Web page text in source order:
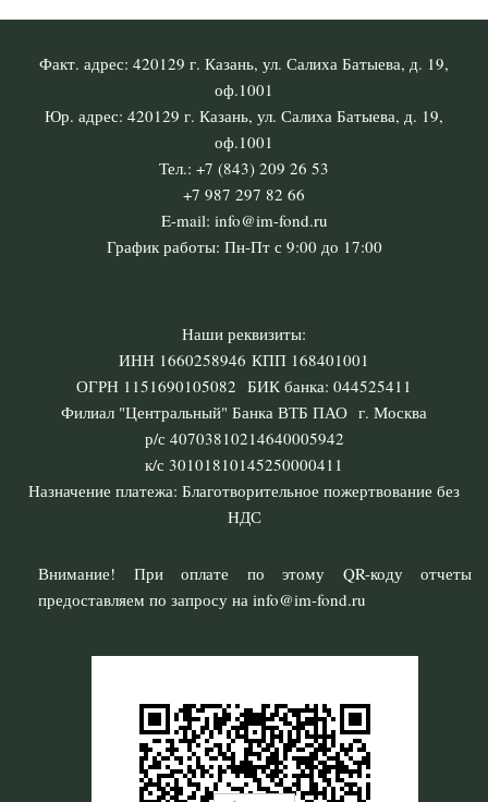
Факт. адрес: 420129 г. Казань, ул. Салиха Батыева, д. 19,
оф.1001
Юр. адрес: 420129 г. Казань, ул. Салиха Батыева, д. 19,
оф.1001
Тел.: +7 (843) 209 26 53
+7 987 297 82 66
E-mail: info@im-fond.ru
График работы: Пн-Пт с 9:00 до 17:00
Наши реквизиты:
ИНН 1660258946 КПП 168401001
ОГРН 1151690105082 БИК банка: 044525411
Филиал "Центральный" Банка ВТБ ПАО г. Москва
р/с 40703810214640005942
к/с 30101810145250000411
Назначение платежа: Благотворительное пожертвование без
НДС
Внимание! При оплате по этому QR-коду отчеты
предоставляем по запросу на info@im-fond.ru